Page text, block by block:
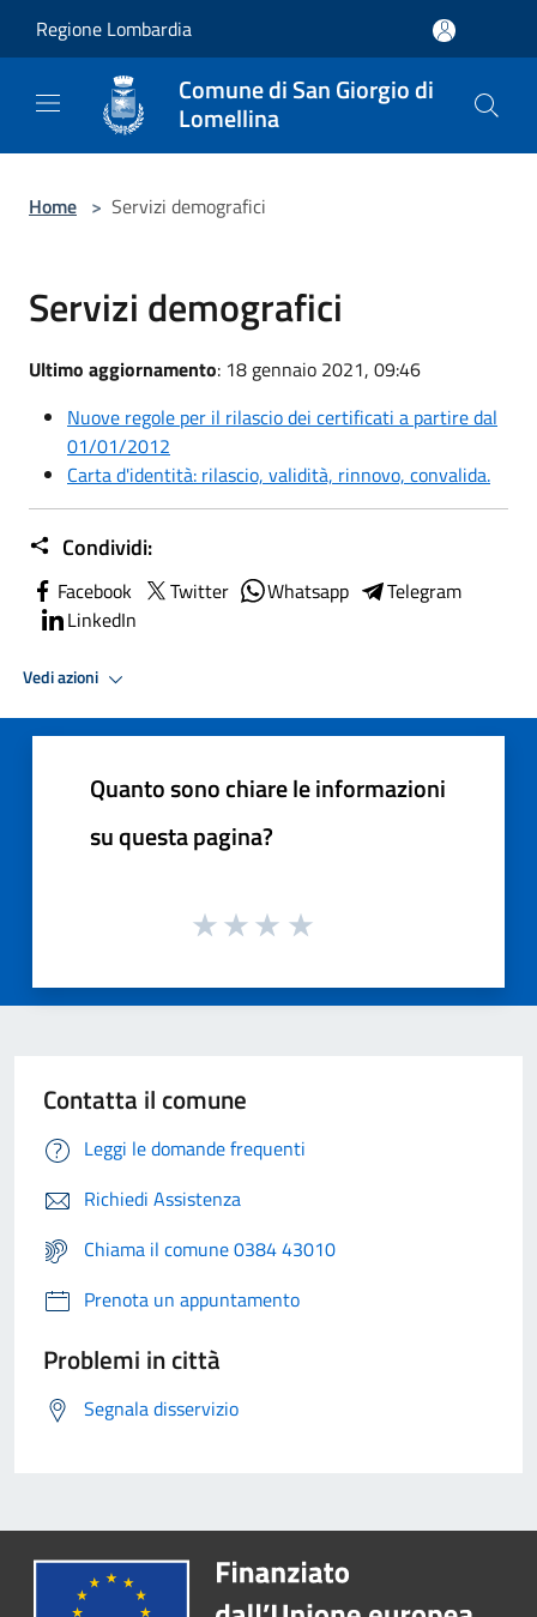
Regione Lombardia
Comune di San Giorgio di
Lomellina
Home > Servizi demografici
Servizi demografici
Ultimo aggiornamento: 18 gennaio 2021, 09:46
Nuove regole per il rilascio dei certificati a partire dal
01/01/2012
Carta d'identità: rilascio, validità, rinnovo, convalida.
Condividi:
Facebook Twitter Whatsapp
Telegram
LinkedIn
Vedi azioni
Quanto sono chiare le informazioni
su questa pagina?
Contatta il comune
Leggi le domande frequenti
Richiedi Assistenza
Chiama il comune 0384 43010
Prenota un appuntamento
Problemi in città
Segnala disservizio